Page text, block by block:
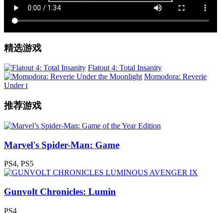
精选游戏
Flatout 4: Total Insanity
Momodora: Reverie
Under t
推荐游戏
Marvel's Spider-Man: Game
PS4, PS5
Gunvolt Chronicles: Lumin
PS4